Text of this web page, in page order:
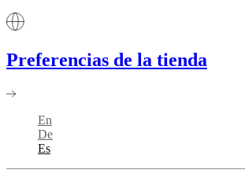
Preferencias de la tienda
En
De
Es